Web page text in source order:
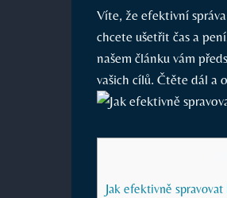
Víte, že efektivní
chcete ušetřit čas a
našem článku vám
vašich cílů. Čtěte dál a
Jak efektivně spravovat